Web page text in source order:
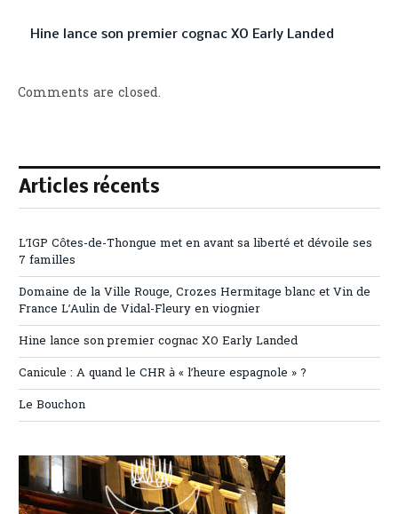
Hine lance son premier cognac XO Early Landed
Comments are closed.
Articles récents
L’IGP Côtes-de-Thongue met en avant sa liberté et dévoile ses
7 familles
Domaine de la Ville Rouge, Crozes Hermitage blanc et Vin de
France L’Aulin de Vidal-Fleury en viognier
Hine lance son premier cognac XO Early Landed
Canicule : A quand le CHR à « l’heure espagnole » ?
Le Bouchon